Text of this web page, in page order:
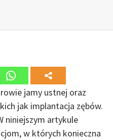
jamy ustnej oraz
jak implantacja zębów.
niniejszym artykule
w których konieczna